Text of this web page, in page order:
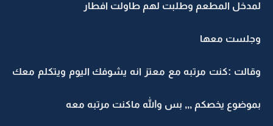
لمدخل المطعم وطلبت لهم طاولت افطار
وجلست معها
وقالت :كنت مرتبه مع معتز انه يشوفك اليوم ويتكلم معك
بموضوع يخصكم ,,, بس والله ماكنت مرتبه معه